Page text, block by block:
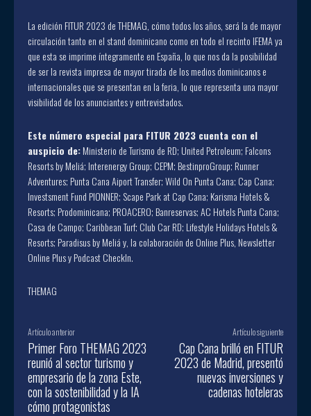
La edición FITUR 2023 de THEMAG, cómo todos los años, será la de mayor
circulación tanto en el stand dominicano como en todo el recinto IFEMA ya
que esta se imprime íntegramente en España, lo que nos da la posibilidad
de ser la revista impresa de mayor tirada de los medios dominicanos e
internacionales que se presentan en la feria, lo que representa una mayor
visibilidad de los anunciantes y entrevistados.
Este número especial para FITUR 2023 cuenta con el
auspicio de:Ministerio de Turismo de RD; United Petroleum; Falcons
Resorts by Meliá; Interenergy Group; CEPM; BestinproGroup; Runner
Adventures; Punta Cana Aiport Transfer; Wild On Punta Cana; Cap Cana;
Investsment Fund PIONNER; Scape Park at Cap Cana; Karisma Hotels &
Resorts; Prodominicana; PROACERO; Banreservas; AC Hotels Punta Cana;
Casa de Campo; Caribbean Turf; Club Car RD; Lifestyle Holidays Hotels &
Resorts; Paradisus by Meliá y, la colaboración de Online Plus, Newsletter
Online Plus y Podcast CheckIn.
THEMAG
Artículo anterior
Primer Foro THEMAG 2023
reunió al sector turismo y
empresario de la zona Este,
con la sostenibilidad y la IA
cómo protagonistas
Artículo siguiente
Cap Cana brilló en FITUR
2023 de Madrid, presentó
nuevas inversiones y
cadenas hoteleras